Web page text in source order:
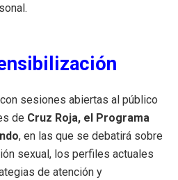
sesiones abiertas al público
de Cruz Roja, el Programa
, en las que se debatirá sobre
sexual, los perfiles actuales
de atención y